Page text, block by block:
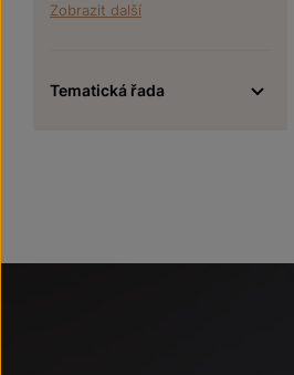
Zobrazit další
Tematická řada